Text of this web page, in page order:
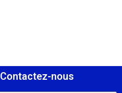
Contactez-nous